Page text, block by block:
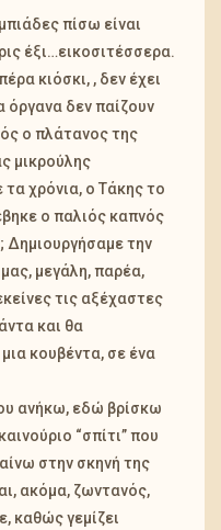
πίσω είναι
έξι…εικοσιτέσσερα.
κιόσκι, , δεν έχει
όργανα δεν παίζουν
ο πλάτανος της
μικρούλης
χρόνια, ο Τάκης το
ο παλιός καπνός
Δημιουργήσαμε την
μεγάλη, παρέα,
τις αξέχαστες
και θα
κουβέντα, σε ένα
ανήκω, εδώ βρίσκω
“σπίτι” που
στην σκηνή της
ακόμα, ζωντανός,
καθώς γεμίζει